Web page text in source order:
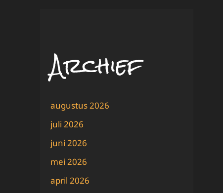
Archief
augustus 2026
juli 2026
juni 2026
mei 2026
april 2026